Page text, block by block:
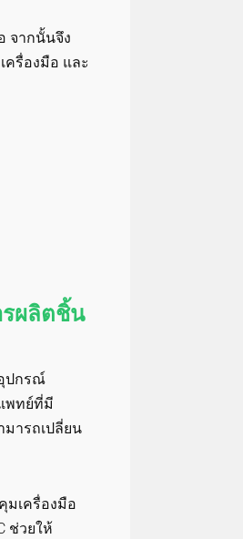
จากนั้นจึง
ครื่องมือ และ
รผลิตชิ้น
ปกรณ์
พทย์ที่มี
ารถเปลี่ยน
มเครื่องมือ
ช่วยให้